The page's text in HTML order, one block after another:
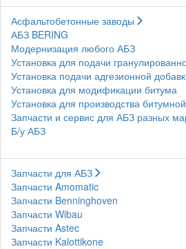
Асфальтобетонные заводы
АБЗ BERING
Модернизация любого АБЗ
Установка для подачи
Установка подачи адгезионной
Установка для модификации битума
Установка для производства
Запчасти и сервис для АБЗ разных
Б/у АБЗ
Запчасти для АБЗ
Запчасти Amomatic
Запчасти Benninghoven
Запчасти Wibau
Запчасти Astec
Запчасти Kalottikone